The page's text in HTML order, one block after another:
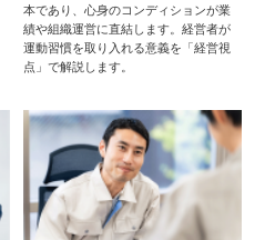
本であり、心身のコンディションが業
績や組織運営に直結します。経営者が
運動習慣を取り入れる意義を「経営視
点」で解説します。